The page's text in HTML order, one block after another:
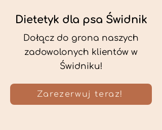
Dietetyk dla psa Świdnik
Dołącz do grona naszych
zadowolonych klientów w
Świdniku!
Zarezerwuj teraz!